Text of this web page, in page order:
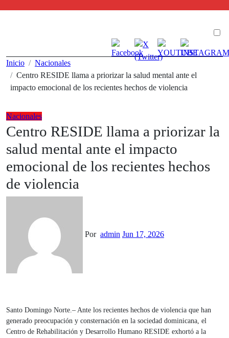
Inicio
Nacionales
Centro RESIDE llama a priorizar la salud mental ante el
impacto emocional de los recientes hechos de violencia
Nacionales
Centro RESIDE llama a priorizar la
salud mental ante el impacto
emocional de los recientes hechos
de violencia
Por admin Jun 17, 2026
Santo Domingo Norte.– Ante los recientes hechos de violencia que han
generado preocupación y consternación en la sociedad dominicana, el
Centro de Rehabilitación y Desarrollo Humano RESIDE exhortó a la